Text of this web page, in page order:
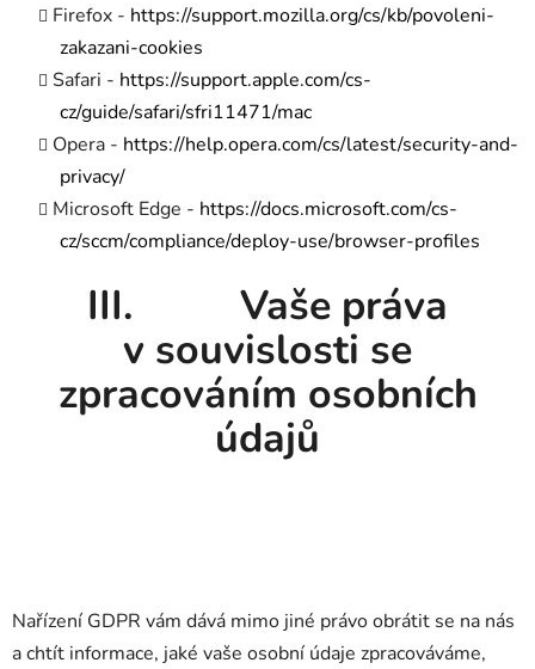
Firefox - https://support.mozilla.org/cs/kb/povoleni-
zakazani-cookies
Safari - https://support.apple.com/cs-
cz/guide/safari/sfri11471/mac
Opera - https://help.opera.com/cs/latest/security-and-
privacy/
Microsoft Edge - https://docs.microsoft.com/cs-
cz/sccm/compliance/deploy-use/browser-profiles
III. Vaše práva
v souvislosti se
zpracováním osobních
údajů
Nařízení GDPR vám dává mimo jiné právo obrátit se na nás
a chtít informace, jaké vaše osobní údaje zpracováváme,